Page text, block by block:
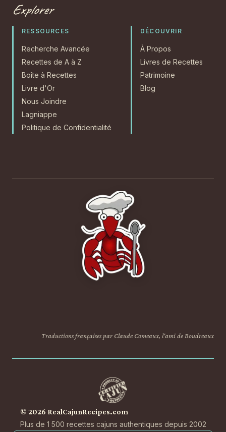
Explorer
RESSOURCES
Recherche Avancée
Recettes de A à Z
Boîte à Recettes
Livre d'Or
Nous Joindre
Lagniappe
Politique de Confidentialité
DÉCOUVRIR
À Propos
Livres de Recettes
Patrimoine
Blog
Traductions françaises par Claude Comeaux, l'ami de Boudreaux
© 2026 RealCajunRecipes.com
Plus de 1 500 recettes cajuns authentiques depuis 2002